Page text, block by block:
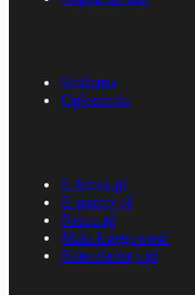
Reklama
Ogłoszenia
E-kiosk.pl
E-gazety.pl
Nexto.pl
Mała księgowość
Kancelarierp.pl